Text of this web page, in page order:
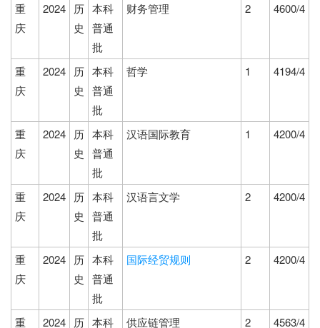
重
庆
2024 历
史
本科
普通
批
财务管理 2 4600/4
重
庆
2024 历
史
本科
普通
批
哲学 1 4194/4
重
庆
2024 历
史
本科
普通
批
汉语国际教育 1 4200/4
重
庆
2024 历
史
本科
普通
批
汉语言文学 2 4200/4
重
庆
2024 历
史
本科
普通
批
国际经贸规则 2 4200/4
重 2024 历 本科 供应链管理 2 4563/4